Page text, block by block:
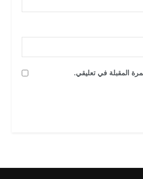
المقبلة في تعليقي.